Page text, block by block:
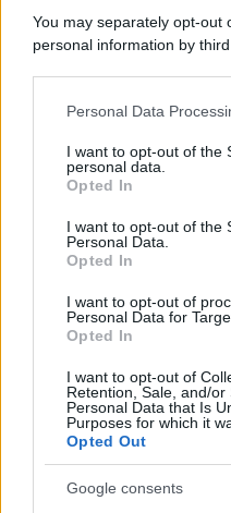
You may separately opt-out
personal information by
This information may also
disclose it to other third
Please note that this
services and may gather
not limited to your visit or
grant or deny consent to
consent section.
Personal Data
I want to opt-out of the
personal data.
Opted In
I want to opt-out of the
Personal Data.
Opted In
I want to opt-out of
Personal Data for
Opted In
I want to opt-out of
Retention, Sale, and/or
Personal Data that Is
Purposes for which it
Opted Out
Google consents